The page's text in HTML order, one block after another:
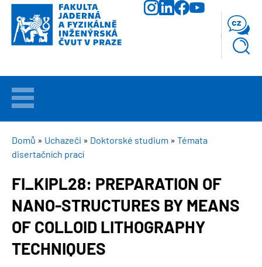
Přejít
hlavnímu
obsahu
VÍTEJTE
UCHAZEČI
VĚDA
A
VÝZKUM
FAKULTA
cz
DROBEČKOVÁ
NAVIGACE
Domů Uchazeči Doktorské studium
Témata
disertačních prací
FI_KIPL28: PREPARATION OF
NANO-STRUCTURES BY MEANS
OF COLLOID LITHOGRAPHY
TECHNIQUES